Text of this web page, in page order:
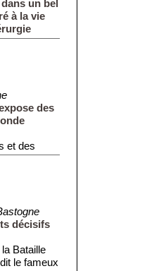
un bel
à la vie
des
et des
décisifs
Bataille
le fameux